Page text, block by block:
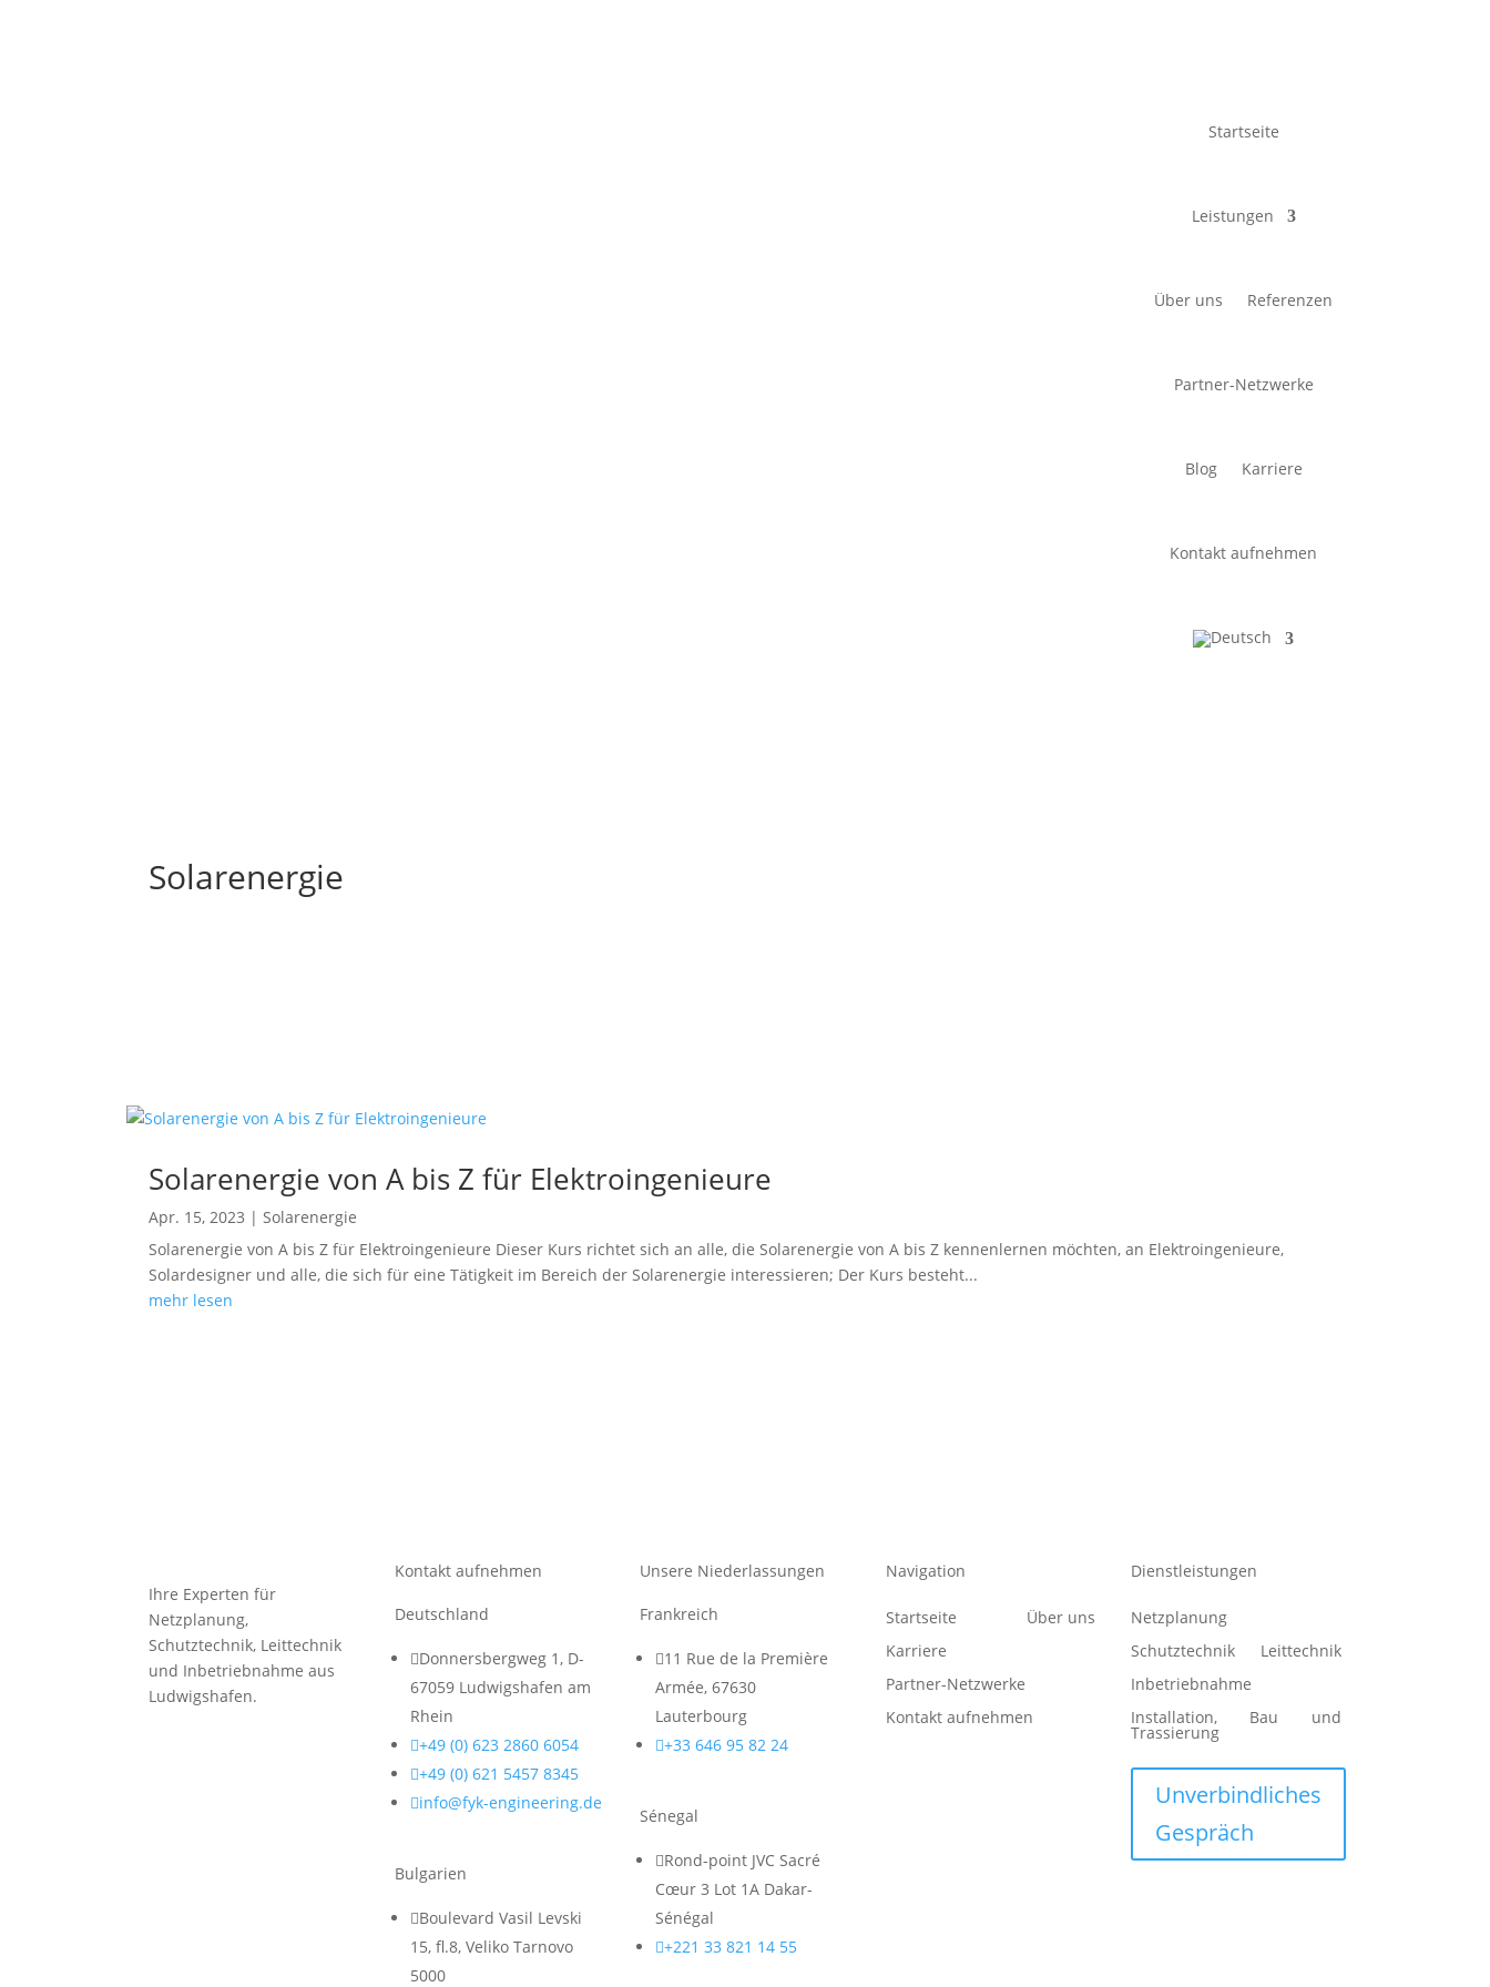
Startseite
Leistungen
Über uns Referenzen
Partner-Netzwerke
Blog Karriere
Kontakt aufnehmen
Solarenergie
Solarenergie von A bis Z für Elektroingenieure
Apr. 15, 2023 | Solarenergie
Solarenergie von A bis Z für Elektroingenieure Dieser Kurs richtet sich an alle, die Solarenergie von A bis Z kennenlernen möchten, an Elektroingenieure,
Solardesigner und alle, die sich für eine Tätigkeit im Bereich der Solarenergie interessieren; Der Kurs besteht...
mehr lesen
Ihre Experten für
Netzplanung,
Schutztechnik, Leittechnik
und Inbetriebnahme aus
Ludwigshafen.
Kontakt aufnehmen
Deutschland
Donnersbergweg 1, D-
67059 Ludwigshafen am
Rhein
+49 (0) 623 2860 6054
+49 (0) 621 5457 8345
info@fyk-engineering.de
Bulgarien
Boulevard Vasil Levski
15, fl.8, Veliko Tarnovo
5000
Unsere Niederlassungen
Frankreich
11 Rue de la Première
Armée, 67630
Lauterbourg
+33 646 95 82 24
Sénegal
Rond-point JVC Sacré
Cœur 3 Lot 1A Dakar-
Sénégal
+221 33 821 14 55
Navigation
Startseite
Über uns
Karriere
Partner-Netzwerke
Kontakt aufnehmen
Dienstleistungen
Netzplanung
Schutztechnik
Leittechnik
Inbetriebnahme
Installation, Bau und
Trassierung
Unverbindliches
Gespräch